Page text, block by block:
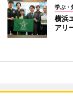
学ぶ・
横浜
アリ